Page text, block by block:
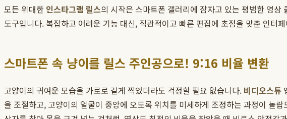
모든 위대한 인스타그램 릴스의 시작은 스마트폰 갤러리에 잠자고 있는 평범한 영상
도구입니다. 복잡하고 어려운 기능 대신, 직관적이고 빠른 편집에 초점을 맞춘 인터
스마트폰 속 냥이를 릴스 주인공으로! 9:16 비율 변환
고양이의 귀여운 모습을 가로로 길게 찍었더라도 걱정할 필요 없습니다. 비디오스튜
을 조절하고, 고양이의 얼굴이 중앙에 오도록 위치를 미세하게 조정하는 과정이 놀